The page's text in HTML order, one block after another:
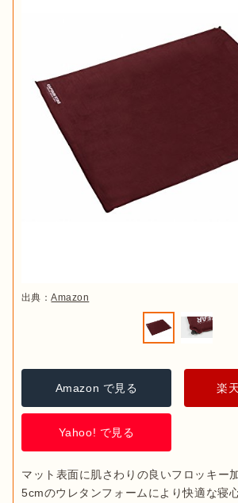
出典：Amazon
Amazon で見る 楽
Yahoo! で見る
マット表面に肌さわりの良いフロッキー
5cmのウレタンフォームにより快適な寝